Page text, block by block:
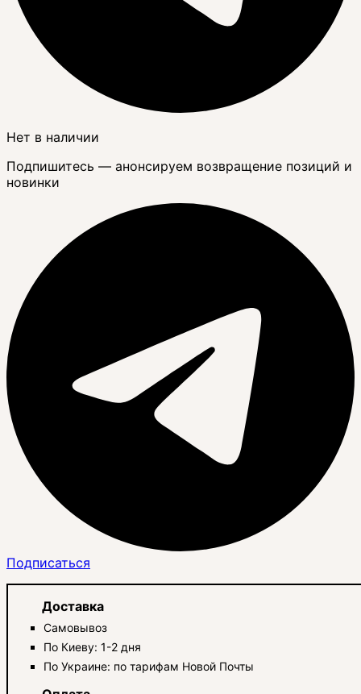
Нет в наличии
Подпишитесь — анонсируем возвращение позиций и
новинки
Подписаться
Доставка
Самовывоз
По Киеву: 1-2 дня
По Украине: по тарифам Новой Почты